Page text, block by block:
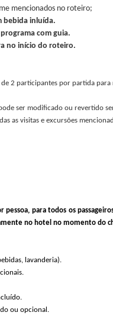
mencionados no roteiro;
bebida inluída.
com guia.
no início do roteiro.
de 2 participantes por partida para
ser modificado ou revertido
as visitas e excursões
para todos os
no hotel no momento do
lavanderia).
ou opcional.